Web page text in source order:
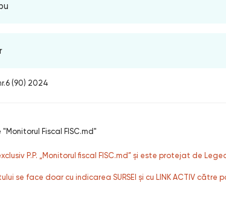
(90) 2024
Fiscal FISC.md"
P.P. „Monitorul fiscal FISC.md” și este protejat de
se face doar cu indicarea SURSEI și cu LINK ACTIV către